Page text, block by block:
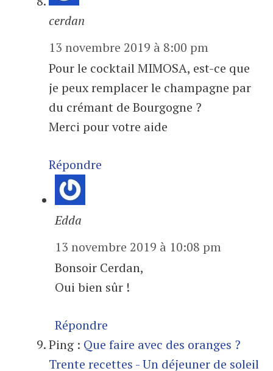
cerdan
13 novembre 2019 à 8:00 pm
Pour le cocktail MIMOSA, est-ce que
je peux remplacer le champagne par
du crémant de Bourgogne ?
Merci pour votre aide
Répondre
Edda
13 novembre 2019 à 10:08 pm
Bonsoir Cerdan,
Oui bien sûr !
Répondre
Ping : Que faire avec des oranges ?
Trente recettes - Un déjeuner de soleil